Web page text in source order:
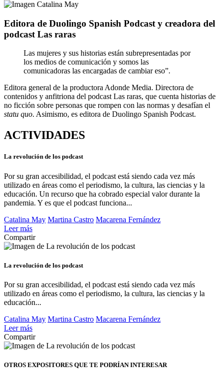
Editora de Duolingo Spanish Podcast y creadora del
podcast Las raras
Las mujeres y sus historias están subrepresentadas por
los medios de comunicación y somos las
comunicadoras las encargadas de cambiar eso”.
Editora general de la productora Adonde Media. Directora de
contenidos y anfitriona del podcast Las raras, que cuenta historias de
no ficción sobre personas que rompen con las normas y desafían el
statu quo. Asimismo, es editora de Duolingo Spanish Podcast.
ACTIVIDADES
La revolución de los podcast
Por su gran accesibilidad, el podcast está siendo cada vez más
utilizado en áreas como el periodismo, la cultura, las ciencias y la
educación. Un recurso que ha cobrado especial valor durante la
pandemia. Y es que el podcast funciona...
Catalina May Martina Castro Macarena Fernández
Leer más
Compartir
La revolución de los podcast
Por su gran accesibilidad, el podcast está siendo cada vez más
utilizado en áreas como el periodismo, la cultura, las ciencias y la
educación...
Catalina May Martina Castro Macarena Fernández
Leer más
Compartir
OTROS EXPOSITORES QUE TE PODRÍAN INTERESAR